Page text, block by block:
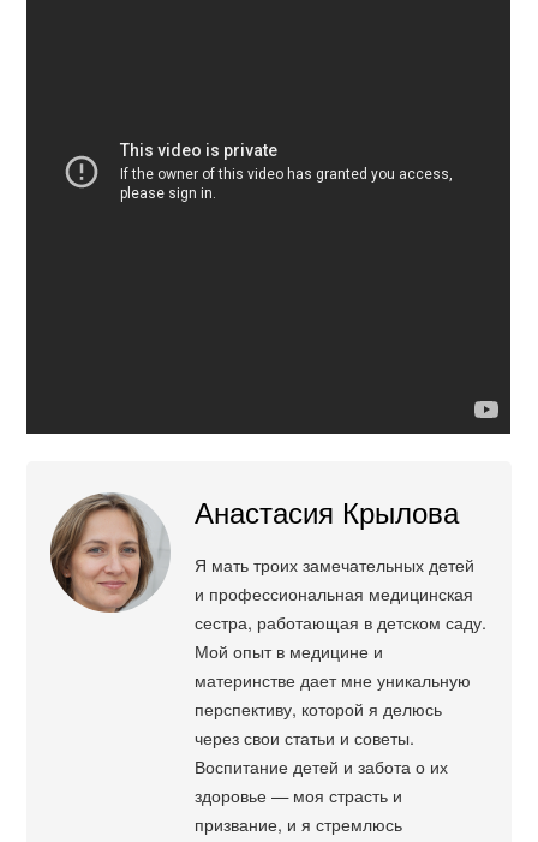
Анастасия Крылова
Я мать троих замечательных детей
и профессиональная медицинская
сестра, работающая в детском саду.
Мой опыт в медицине и
материнстве дает мне уникальную
перспективу, которой я делюсь
через свои статьи и советы.
Воспитание детей и забота о их
здоровье — моя страсть и
призвание, и я стремлюсь